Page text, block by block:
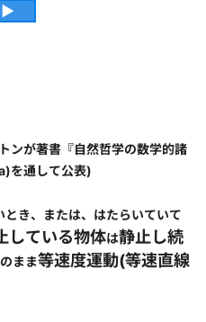
が著書『自然哲学の数学的諸
を通して公表)
き、または、はたらいていて
している物体は静止し続
まま等速度運動(等速直線